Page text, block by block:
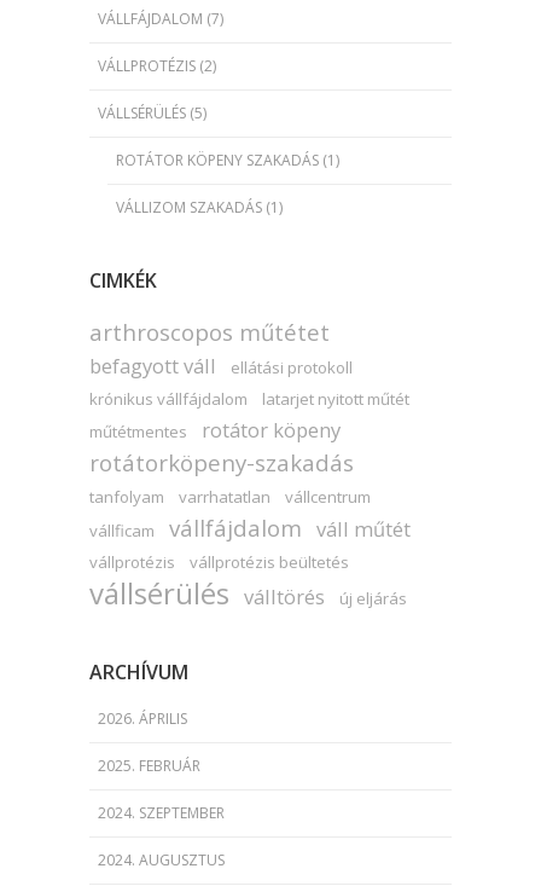
VÁLLFÁJDALOM (7)
VÁLLPROTÉZIS (2)
VÁLLSÉRÜLÉS (5)
ROTÁTOR KÖPENY SZAKADÁS (1)
VÁLLIZOM SZAKADÁS (1)
CIMKÉK
arthroscopos műtétet
befagyott váll
ellátási protokoll
krónikus vállfájdalom
latarjet nyitott műtét
műtétmentes
rotátor köpeny
rotátorköpeny-szakadás
tanfolyam varrhatatlan
vállcentrum
vállficam
vállfájdalom váll műtét
vállprotézis vállprotézis beültetés
vállsérülés válltörés új eljárás
ARCHÍVUM
2026. ÁPRILIS
2025. FEBRUÁR
2024. SZEPTEMBER
2024. AUGUSZTUS